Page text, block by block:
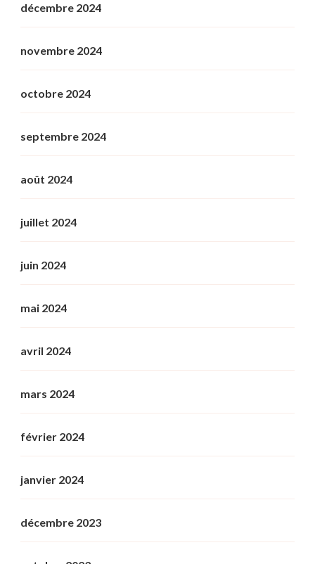
décembre 2024
novembre 2024
octobre 2024
septembre 2024
août 2024
juillet 2024
juin 2024
mai 2024
avril 2024
mars 2024
février 2024
janvier 2024
décembre 2023